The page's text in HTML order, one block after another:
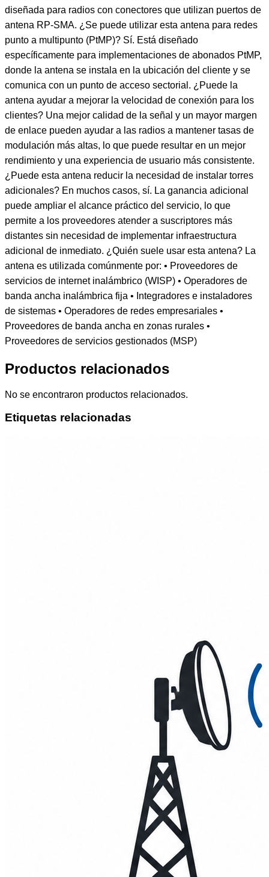
Productos relacionados
No se encontraron productos relacionados.
Etiquetas relacionadas